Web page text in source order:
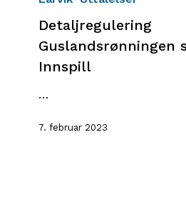
Innspill
Detaljregulering
Guslandsrønningen
Innspill
…
7. februar 2023